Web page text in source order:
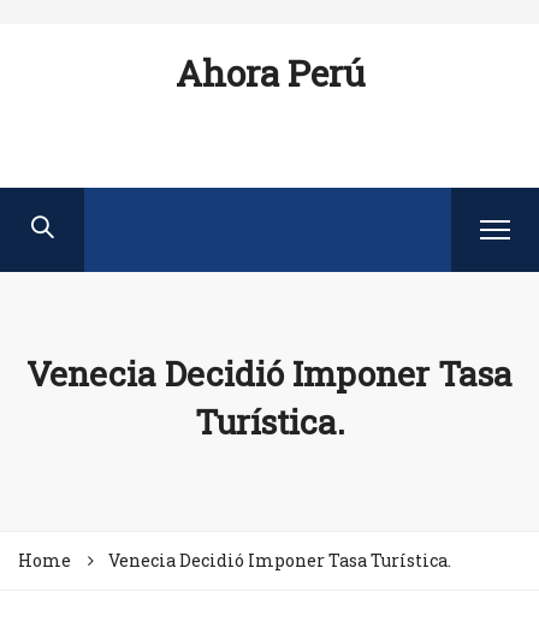
Ahora Perú
Venecia Decidió Imponer Tasa
Turística.
Home Venecia Decidió Imponer Tasa Turística.